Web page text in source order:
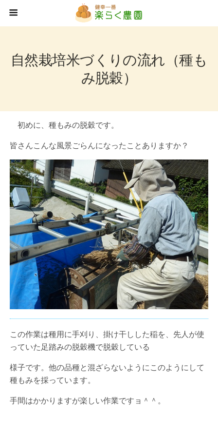
自然栽培米づくりの流れ（種も
み脱穀）
初めに、種もみの脱穀です。
皆さんこんな風景ごらんになったことありますか？
この作業は種用に手刈り、掛け干しした稲を、先人が使
っていた足踏みの脱穀機で脱穀している
様子です。他の品種と混ざらないようにこのようにして
種もみを採っています。
手間はかかりますが楽しい作業ですョ＾＾。